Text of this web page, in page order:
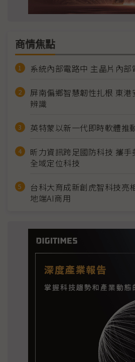
商情焦點
系統內部電路中 主晶片內
屏南偏鄉智慧韌性扎根 東
辨識
英特蒙以新一代即時軟體推
昕力資訊跨足國防科技 攜
全域定位科技
台科大育成新創虎智科技亮
地端AI商用